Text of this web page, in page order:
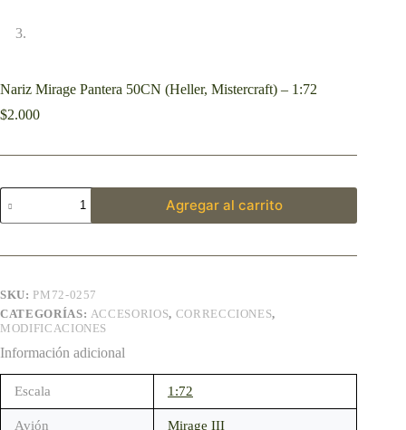
Nariz Mirage Pantera 50CN (Heller, Mistercraft) – 1:72
$2.000
Agregar al carrito
SKU: PM72-0257
CATEGORÍAS: ACCESORIOS, CORRECCIONES,
MODIFICACIONES
Información adicional
Escala 1:72
Avión Mirage III